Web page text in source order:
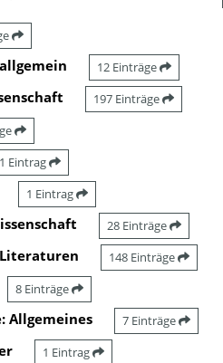
12 Einträge
197 Einträge
1 Eintrag
1 Eintrag
28 Einträge
Literaturen 148 Einträge
8 Einträge
Allgemeines 7 Einträge
1 Eintrag